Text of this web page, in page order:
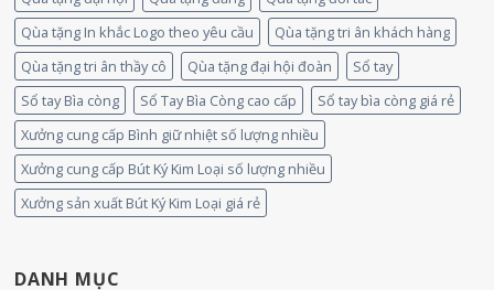
Qùa tặng In khắc Logo theo yêu cầu
Qùa tặng tri ân khách hàng
Qùa tặng tri ân thầy cô
Qùa tặng đại hội đoàn
Sổ tay
Sổ tay Bìa còng
Sổ Tay Bìa Còng cao cấp
Sổ tay bìa còng giá rẻ
Xưởng cung cấp Bình giữ nhiệt số lượng nhiều
Xưởng cung cấp Bút Ký Kim Loại số lượng nhiều
Xưởng sản xuất Bút Ký Kim Loại giá rẻ
DANH MỤC